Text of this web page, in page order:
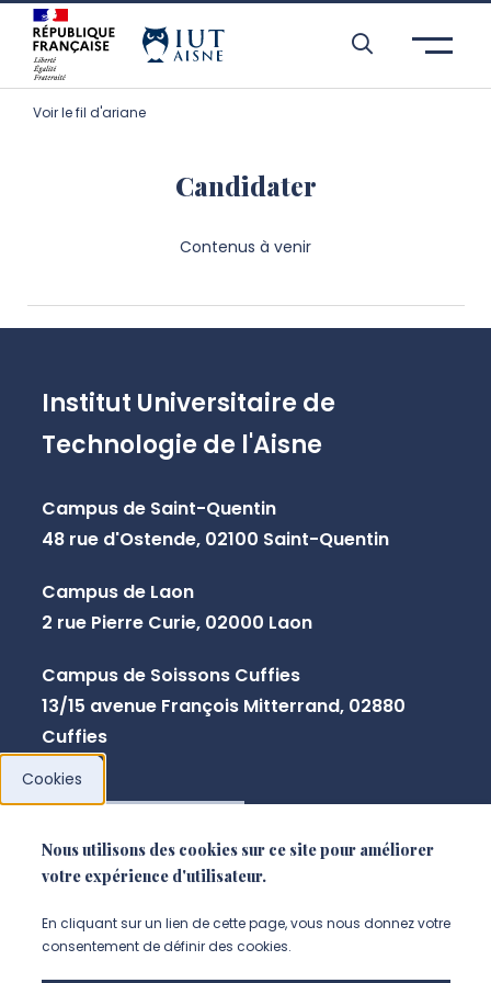
Aller à l’entête de page
Aller au menu principale
Aller au contenu principal
Aller à la recherche
Passer aux cookies
Aller au pied de page
Voir le fil d'ariane
Candidater
Contenus à venir
Institut Universitaire de
Technologie de l'Aisne
Campus de Saint-Quentin
48 rue d'Ostende, 02100 Saint-Quentin
Campus de Laon
2 rue Pierre Curie, 02000 Laon
Campus de Soissons Cuffies
13/15 avenue François Mitterrand, 02880
Cuffies
Cookies
Nous utilisons des cookies sur ce site pour améliorer
votre expérience d'utilisateur.
En cliquant sur un lien de cette page, vous nous donnez votre
consentement de définir des cookies.